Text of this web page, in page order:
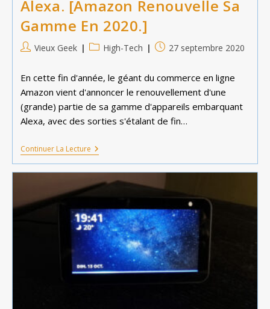
Alexa. [Amazon Renouvelle Sa
Gamme En 2020.]
Auteur/autrice
publication :
Vieux Geek
PostHigh-Tech
Publication
27 septembre 2020
En cette fin d'année, le géant du commerce en ligne
Amazon vient d'annoncer le renouvellement d'une
(grande) partie de sa gamme d'appareils embarquant
Alexa, avec des sorties s'étalant de fin…
Continuer La LectureAlexa.
[Amazon
Renouvelle
Gamme
2020.]